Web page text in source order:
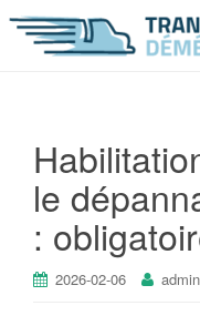
le
:
2026-02-06